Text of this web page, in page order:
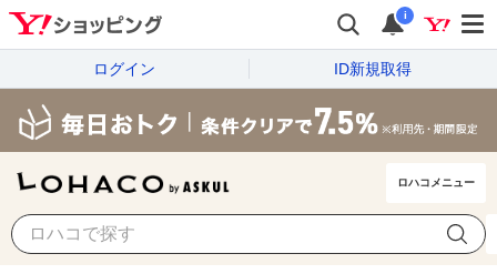
i
ログイン ID新規取得
ロハコメニュー
フラットファイル（紙表紙） サイズ